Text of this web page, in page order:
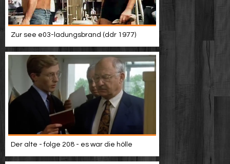
Zur see e03-ladungsbrand (ddr 1977)
Der alte - folge 208 - es war die hölle